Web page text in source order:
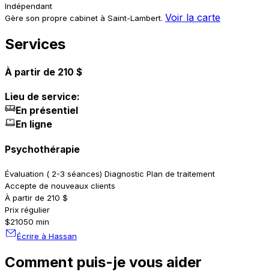
Indépendant
Gère son propre cabinet à Saint-Lambert. Voir la carte
Services
À partir de 210 $
Lieu de service:
En présentiel
En ligne
Psychothérapie
Évaluation ( 2-3 séances) Diagnostic Plan de traitement
Accepte de nouveaux clients
À partir de 210 $
Prix régulier
$21050 min
Écrire à Hassan
Comment puis-je vous aider